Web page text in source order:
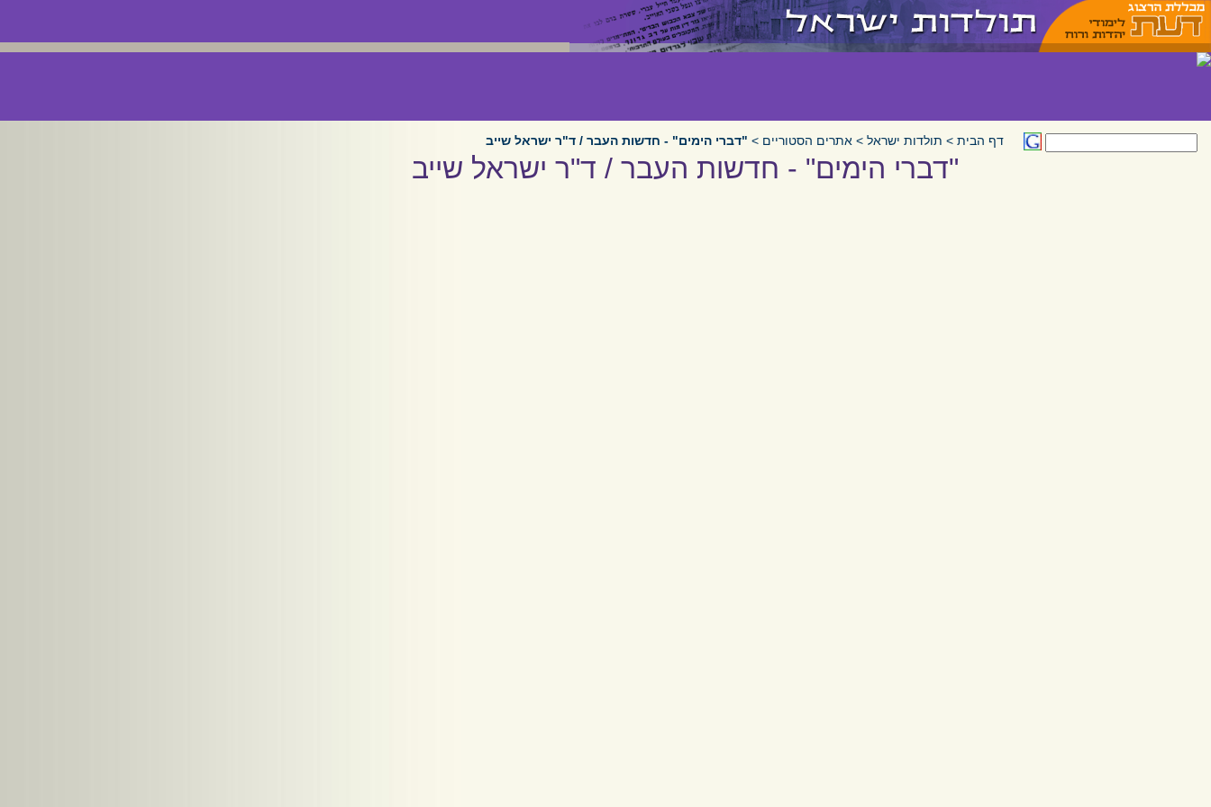
דף הבית > תולדות ישראל > אתרים הסטוריים > "דברי הימים" - חדשות העבר / ד"ר ישראל שייב
"דברי הימים" - חדשות העבר / ד"ר ישראל שייב